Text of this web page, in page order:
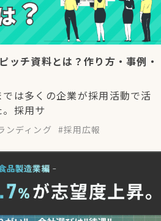
ッチ資料とは？作り方・事例・
は多くの企業が採用活動で活
採用サ
ンディング 採用広報